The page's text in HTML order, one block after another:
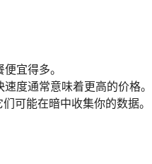
宜得多。
度通常意味着更高的价格。
可能在暗中收集你的数据。